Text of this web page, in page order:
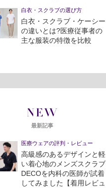
白衣・スクラブの選び方
白衣・スクラブ・ケーシー
の違いとは?医療従事者の
主な服装の特徴を比較
NEW
最新記事
医療ウェアの評判・レビュー
高級感のあるデザインと軽
い着心地のメンズスクラブ
DECOを内科の医師が試着
してみました【着用レビュ